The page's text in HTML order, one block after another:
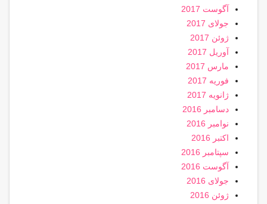
آگوست 2017
جولای 2017
ژوئن 2017
آوریل 2017
مارس 2017
فوریه 2017
ژانویه 2017
دسامبر 2016
نوامبر 2016
اکتبر 2016
سپتامبر 2016
آگوست 2016
جولای 2016
ژوئن 2016